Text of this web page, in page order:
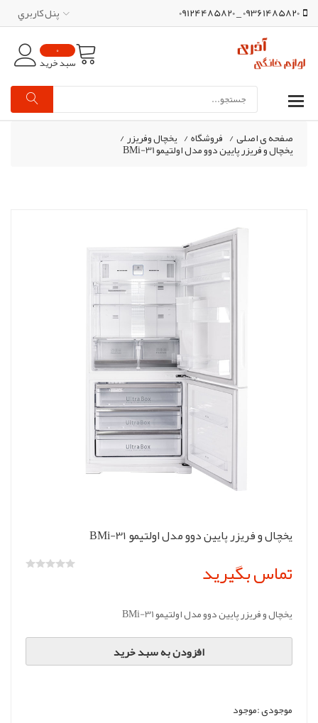
09361485820 _ 09124485820 پنل کاربري
0
سبد خرید
صفحه ی اصلی/ فروشگاه/ یخچال وفریزر/
یخچال و فریزر پایین دوو مدل اولتیمو BMi-31
یخچال و فریزر پایین دوو مدل اولتیمو BMi-31
تماس بگیرید
یخچال و فریزر پایین دوو مدل اولتیمو BMi-31
افزودن به سبد خرید
موجودی :موجود